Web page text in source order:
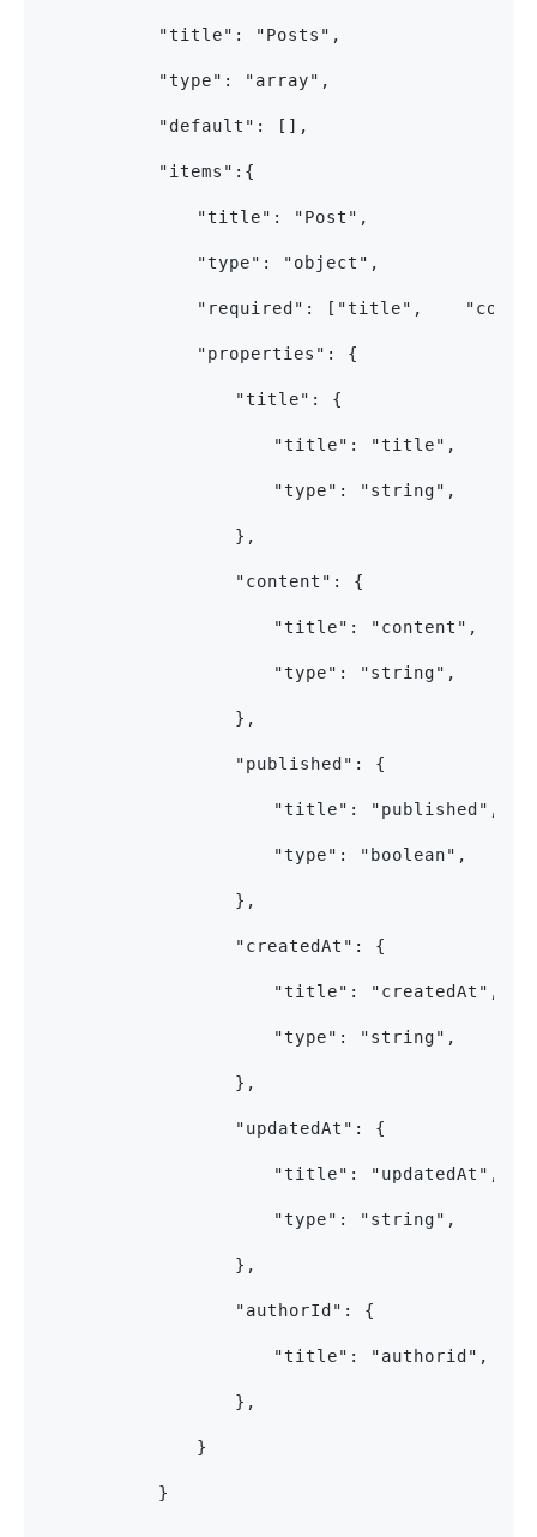
			"title": "Posts",
			"type": "array",
			"default": [],
			"items":{
				"title": "Post",
				"type": "object",
				"properties": {
					"title": {
						"title": "title",
						"type": "string",
					},
					"content": {
						"title": "content",
						"type": "string",
					},
					"published": {
						"title": "published",
						"type": "boolean",
					},
					"createdAt": {
						"title": "createdAt",
						"type": "string",
					},
					"updatedAt": {
						"title": "updatedAt",
						"type": "string",
					},
					"authorId": {
						"title": "authorid",
					},
				}
			}